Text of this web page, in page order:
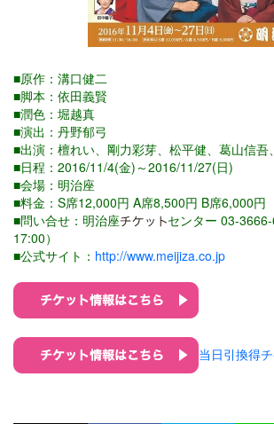
■原作：溝口健二
■脚本：依田義賢
■潤色：堀越真
■演出：丹野郁弓
■出演：檀れい、剛力彩芽、松平健、葛山信吾
■日程：2016/11/4(金)～2016/11/27(日)
■会場：明治座
■料金：S席12,000円 A席8,500円 B席6,000円
■問い合せ：明治座
センター 03-
17:00）
■公式サイト： http://www.meijiza.co.jp
当日引換得